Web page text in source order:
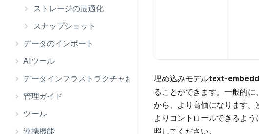
ストレージの最適化
スナップショット
データのインポート
AIツール
データインフラストラクチャおよび統合
管理ガイド
ツール
連携機能
埋め込みモデルtext-
ることができます。一般的
から、より高価になります
よりコントロールできるよう
照してください。